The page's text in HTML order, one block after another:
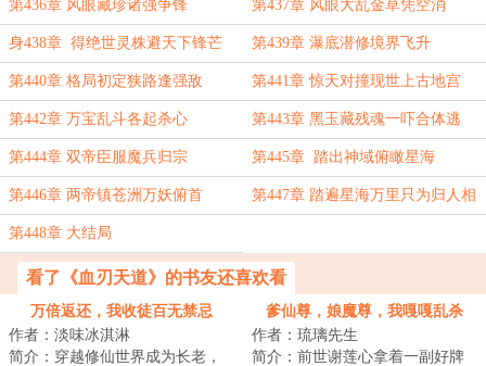
拦行者
第436章 风眼藏珍诸强争锋 第437章 风眼大乱金草凭空消
身438章 得绝世灵株避天下锋芒 第439章 瀑底潜修境界飞升
第440章 格局初定狭路逢强敌 第441章 惊天对撞现世上古地宫
第442章 万宝乱斗各起杀心 第443章 黑玉藏残魂一吓合体逃
第444章 双帝臣服魔兵归宗 第445章 踏出神域俯瞰星海
第446章 两帝镇苍洲万妖俯首 第447章 踏遍星海万里只为归人相
第448章 大结局
看了《血刃天道》的书友还喜欢看
万倍返还，我收徒百无禁忌
作者：淡味冰淇淋
简介：穿越修仙世界成为长老，
爹仙尊，娘魔尊，我嘎嘎乱杀
作者：琉璃先生
简介：前世谢莲心拿着一副好牌